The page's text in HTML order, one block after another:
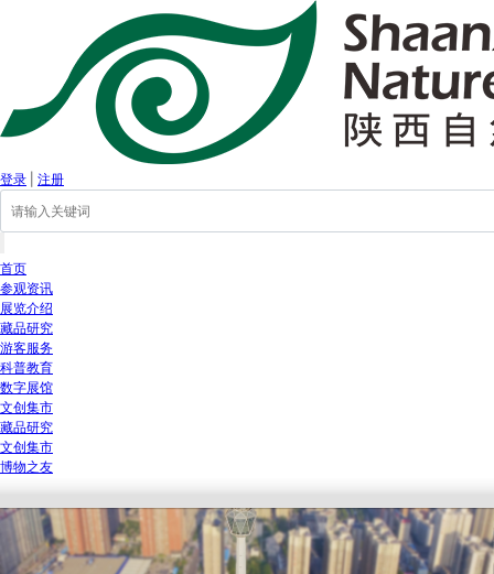
登录 注册
首页
参观资讯
展览介绍
藏品研究
游客服务
科普教育
数字展馆
文创集市
藏品研究
文创集市
博物之友